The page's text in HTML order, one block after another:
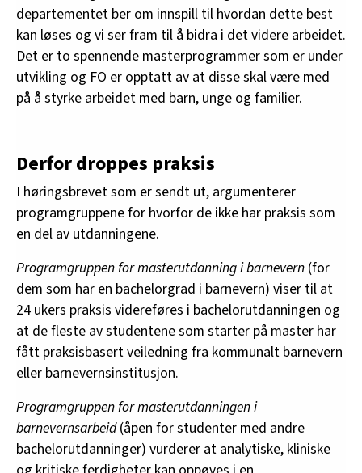
departementet ber om innspill til hvordan dette best
kan løses og vi ser fram til å bidra i det videre arbeidet.
Det er to spennende masterprogrammer som er under
utvikling og FO er opptatt av at disse skal være med
på å styrke arbeidet med barn, unge og familier.
Derfor droppes praksis
I høringsbrevet som er sendt ut, argumenterer
programgruppene for hvorfor de ikke har praksis som
en del av utdanningene.
Programgruppen for masterutdanning i barnevern (for
dem som har en bachelorgrad i barnevern) viser til at
24 ukers praksis videreføres i bachelorutdanningen og
at de fleste av studentene som starter på master har
fått praksisbasert veiledning fra kommunalt barnevern
eller barnevernsinstitusjon.
Programgruppen for masterutdanningen i
barnevernsarbeid(åpen for studenter med andre
bachelorutdanninger) vurderer at analytiske, kliniske